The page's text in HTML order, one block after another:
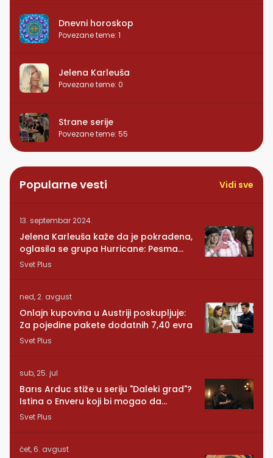
Dnevni horoskop
Povezane teme: 1
Jelena Karleuša
Povezane teme: 0
Strane serije
Povezane teme: 55
Popularne vesti Vidi sve
13. septembar 2024.
Jelena Karleuša kaže da je pokradena,
oglasila se grupa Hurricane: Pesma
RUNDE je naša!
Svet Plus
ned, 2. avgust
Onlajn kupovina u Austriji poskupljuje:
Za pojedine pakete dodatnih 7,40 evra
Svet Plus
sub, 25. jul
Barıs Arduc stiže u seriju "Daleki grad"?
Istina o Enveru koji bi mogao da
promeni sve
Svet Plus
čet, 6. avgust